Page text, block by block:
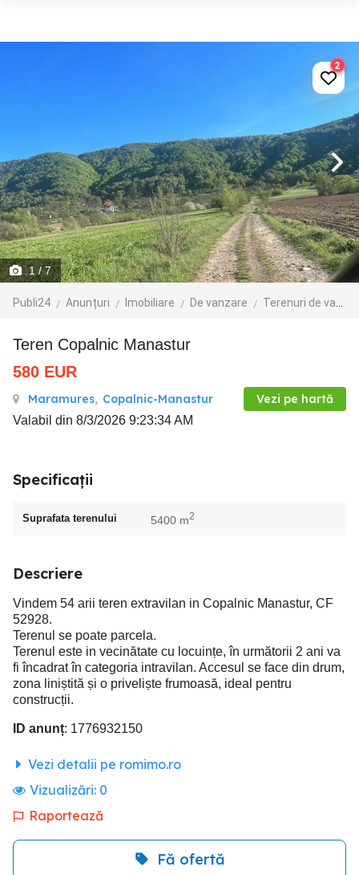
1/ 7
Publi24 Anunțuri Imobiliare De vanzare Terenuri de vanzare
2
Teren Copalnic Manastur
580 EUR
Maramures, Copalnic-Manastur Vezi pe hartă
Valabil din 8/3/2026 9:23:34 AM
Specificații
Suprafata terenului 5400 m2
Descriere
Vindem 54 arii teren extravilan in Copalnic Manastur, CF
52928.
Terenul se poate parcela.
Terenul este in vecinătate cu locuințe, în următorii 2 ani va
fi încadrat în categoria intravilan. Accesul se face din drum,
zona liniștită și o priveliște frumoasă, ideal pentru
construcții.
ID anunț: 1776932150
Vezi detalii pe romimo.ro
Vizualizări: 0
Raportează
Fă ofertă